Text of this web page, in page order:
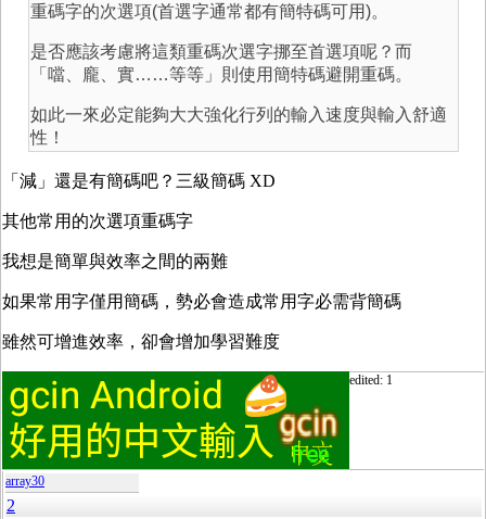
重碼字的次選項(首選字通常都有簡特碼可用)。
是否應該考慮將這類重碼次選字挪至首選項呢？而
「噹、龐、實……等等」則使用簡特碼避開重碼。
如此一來必定能夠大大強化行列的輸入速度與輸入舒適
性！
「減」還是有簡碼吧？三級簡碼 XD
其他常用的次選項重碼字
我想是簡單與效率之間的兩難
如果常用字僅用簡碼，勢必會造成常用字必需背簡碼
雖然可增進效率，卻會增加學習難度
edited: 1
array30
2